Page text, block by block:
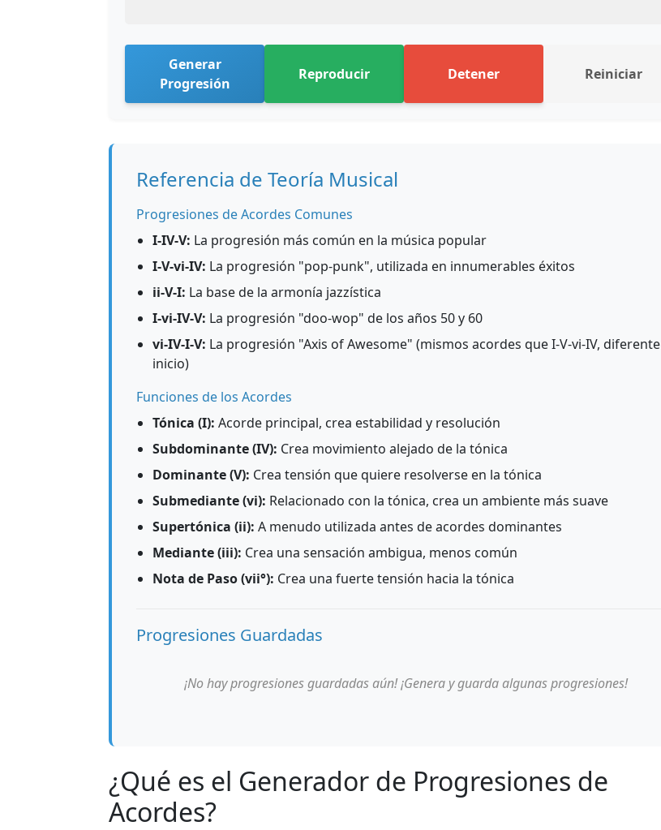
Generar
Progresión
Reproducir Detener Reiniciar
Referencia de Teoría Musical
Progresiones de Acordes Comunes
I-IV-V: La progresión más común en la música popular
I-V-vi-IV: La progresión "pop-punk", utilizada en innumerables éxitos
ii-V-I: La base de la armonía jazzística
I-vi-IV-V: La progresión "doo-wop" de los años 50 y 60
vi-IV-I-V: La progresión "Axis of Awesome" (mismos acordes que I-V-vi-IV, diferente
inicio)
Funciones de los Acordes
Tónica (I): Acorde principal, crea estabilidad y resolución
Subdominante (IV): Crea movimiento alejado de la tónica
Dominante (V): Crea tensión que quiere resolverse en la tónica
Submediante (vi): Relacionado con la tónica, crea un ambiente más suave
Supertónica (ii): A menudo utilizada antes de acordes dominantes
Mediante (iii): Crea una sensación ambigua, menos común
Nota de Paso (vii°): Crea una fuerte tensión hacia la tónica
Progresiones Guardadas
¡No hay progresiones guardadas aún! ¡Genera y guarda algunas progresiones!
¿Qué es el Generador de Progresiones de
Acordes?